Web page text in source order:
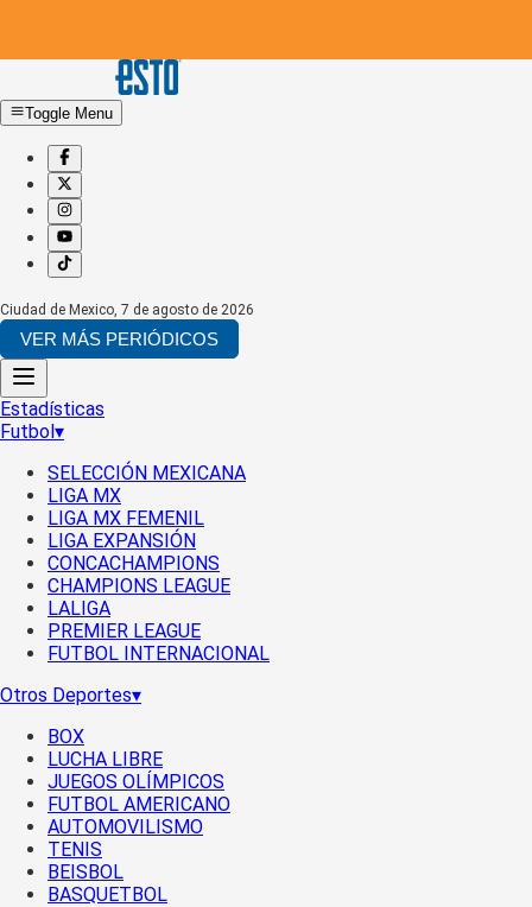
Toggle Menu
Ciudad de Mexico, 7 de agosto de 2026
VER MÁS PERIÓDICOS
Estadísticas
Futbol▾
SELECCIÓN MEXICANA
LIGA MX
LIGA MX FEMENIL
LIGA EXPANSIÓN
CONCACHAMPIONS
CHAMPIONS LEAGUE
LALIGA
PREMIER LEAGUE
FUTBOL INTERNACIONAL
Otros Deportes▾
BOX
LUCHA LIBRE
JUEGOS OLÍMPICOS
FUTBOL AMERICANO
AUTOMOVILISMO
TENIS
BEISBOL
BASQUETBOL